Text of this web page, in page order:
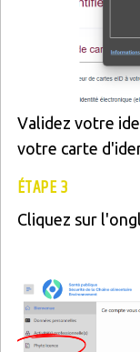
Validez votre
votre carte
ÉTAPE 3
Cliquez sur